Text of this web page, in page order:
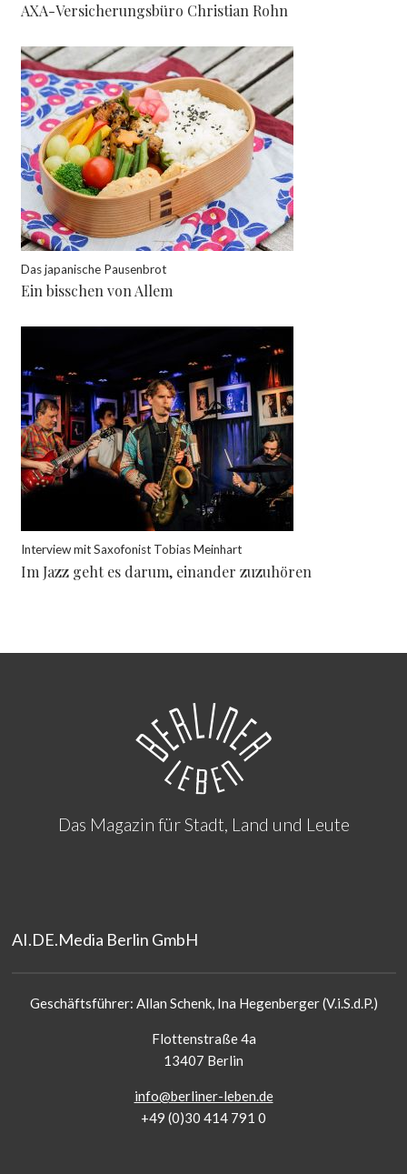
AXA-Versicherungsbüro Christian Rohn
Das japanische Pausenbrot
Ein bisschen von Allem
Interview mit Saxofonist Tobias Meinhart
Im Jazz geht es darum, einander zuzuhören
Das Magazin für Stadt, Land und Leute
AI.DE.Media Berlin GmbH
Geschäftsführer: Allan Schenk, Ina Hegenberger (V.i.S.d.P.)
Flottenstraße 4a
13407 Berlin
info@berliner-leben.de
+49 (0)30 414 791 0